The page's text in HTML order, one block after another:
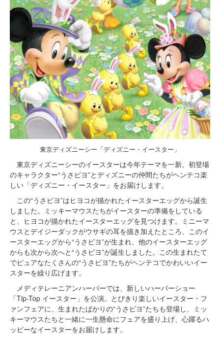
東京ディズニーシー「ディズニー・イースター」
東京ディズニーシーのイースターは今年テーマを一新。初登場
のキャラクター“うさピヨ”とディズニーの仲間たちがヘンテコ楽
しい「ディズニー・イースター」をお届けします。
この“うさピヨ”はヒヨコが描かれたイースターエッグから誕生
しました。ミッキーマウスたちがイースターの準備をしている
と、ヒヨコが描かれたイースターエッグを見つけます。ミニーマ
ウスとデイジーダックがウサギの耳を描き加えたところ、このイ
ースターエッグから“うさピヨ”が生まれ、他のイースターエッグ
からも次から次へと“うさピヨ”が誕生しました。この生まれたて
でピュアなたくさんの“うさピヨ”たちがヘンテコでかわいいイー
スターを繰り広げます。
メディテレーニアンハーバーでは、新しいハーバーショー
「Tip-Top イースター」を公演。とびきり楽しいイースター・フ
ァンフェアに、生まれたばかりの“うさピヨ”たちも登場し、ミッ
キーマウスたちと一緒に一生懸命にフェアを盛り上げ、心躍るハ
ッピーなイースターをお届けします。